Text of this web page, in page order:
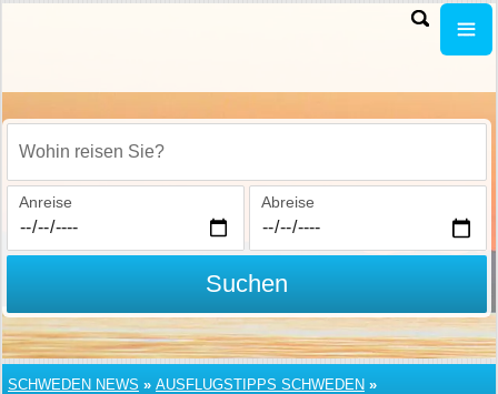
Wohin reisen Sie?
Anreise Abreise
Suchen
SCHWEDEN NEWS » AUSFLUGSTIPPS SCHWEDEN »